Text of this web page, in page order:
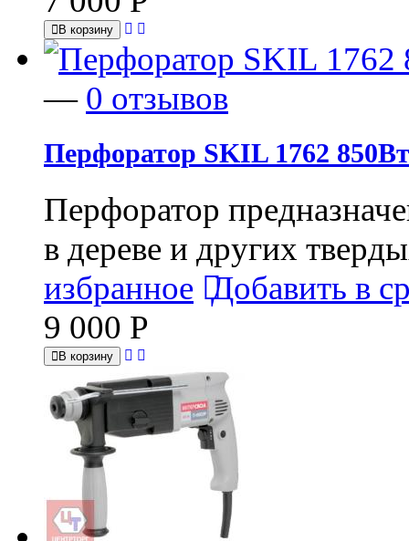
В корзину
— 0 отзывов
Перфоратор SKIL 1762
Перфоратор
в дереве и других
избранное Добавить в
9 000 Р
В корзину